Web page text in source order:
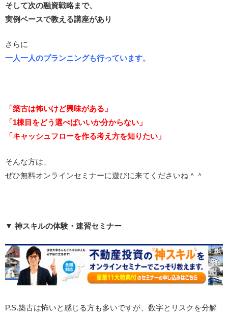
そして次の融資戦略まで、
実例ベースで教える講座があり
さらに
一人一人のプランニングも行っています。
「築古は怖いけど興味がある」
「1棟目をどう選べばいいか分からない」
「キャッシュフローを作る考え方を知りたい」
そんな方は、
ぜひ無料オンラインセミナーに遊びに来てくださいね＾＾
▼ 神スキルの体験・速習セミナー
P.S.築古は怖いと感じる方も多いですが、数字とリスクを分解